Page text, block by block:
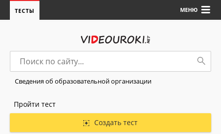
МЕНЮ
ТЕСТЫ
Сведения об образовательной организации
Пройти тест
Создать тест